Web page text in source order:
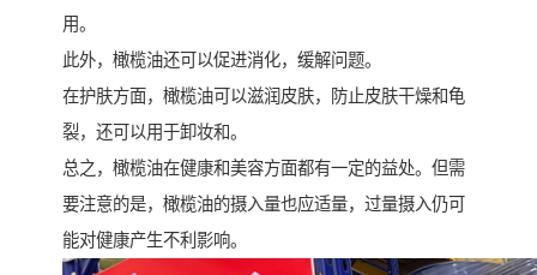
用。
此外，橄榄油还可以促进消化，缓解问题。
在护肤方面，橄榄油可以滋润皮肤，防止皮肤干燥和龟
裂，还可以用于卸妆和。
总之，橄榄油在健康和美容方面都有一定的益处。但需
要注意的是，橄榄油的摄入量也应适量，过量摄入仍可
能对健康产生不利影响。